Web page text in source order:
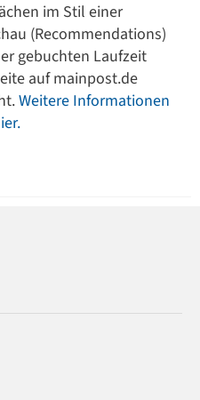
im Stil einer
(Recommendations)
gebuchten Laufzeit
auf mainpost.de
Weitere Informationen